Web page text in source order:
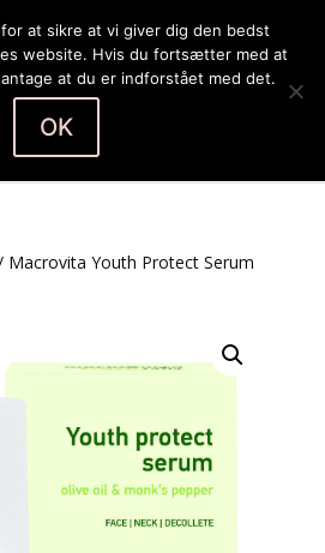
Macrovita Youth Protect Serum
at sikre at vi giver dig den bedst
website. Hvis du fortsætter med at
at du er indforstået med det.
OK